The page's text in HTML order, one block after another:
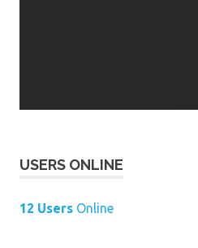
USERS ONLINE
12 Users Online